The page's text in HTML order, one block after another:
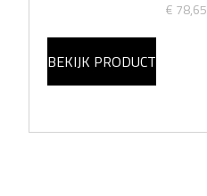
€ 78,65
BEKIJK PRODUCT